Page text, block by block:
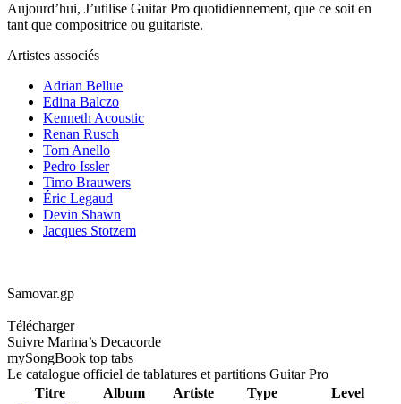
Aujourd’hui, J’utilise Guitar Pro quotidiennement, que ce soit en
tant que compositrice ou guitariste.
Artistes associés
Adrian Bellue
Edina Balczo
Kenneth Acoustic
Renan Rusch
Tom Anello
Pedro Issler
Timo Brauwers
Éric Legaud
Devin Shawn
Jacques Stotzem
Samovar.gp
Télécharger
Suivre Marina’s Decacorde
mySongBook top tabs
Le catalogue officiel de tablatures et partitions Guitar Pro
Titre
Album Artiste Type
Level